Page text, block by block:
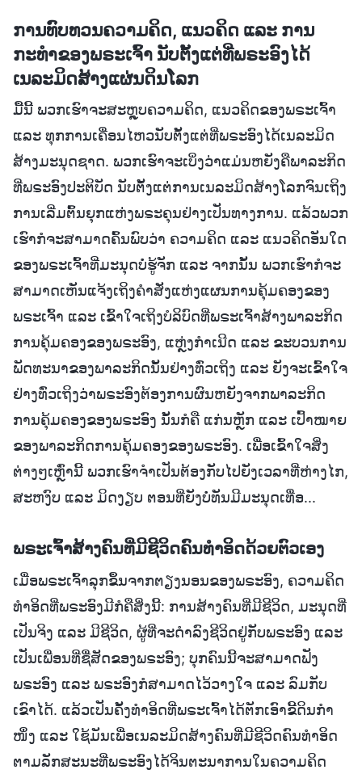
ການທົບທວນຄວາມຄິດ, ແນວຄິດ ແລະ ການ
ກະທຳຂອງພຣະເຈົ້າ ນັບຕັ້ງແຕ່ທີ່ພຣະອົງໄດ້
ເນລະມິດສ້າງແຜ່ນດິນໂລກ
ມື້ນີ້ ພວກເຮົາຈະສະຫຼຸບຄວາມຄິດ, ແນວຄິດຂອງພຣະເຈົ້າ
ແລະ ທຸກການເຄື່ອນໄຫວນັບຕັ້ງແຕ່ທີ່ພຣະອົງໄດ້ເນລະມິດ
ສ້າງມະນຸດຊາດ. ພວກເຮົາຈະເບິ່ງວ່າແມ່ນຫຍັງຄືພາລະກິດ
ທີ່ພຣະອົງປະຕິບັດ ນັບຕັ້ງແຕ່ການເນລະມິດສ້າງໂລກຈົນເຖິງ
ການເລີ່ມຕົ້ນຍຸກແຫ່ງພຣະຄຸນຢ່າງເປັນທາງການ. ແລ້ວພວກ
ເຮົາກໍຈະສາມາດຄົ້ນພົບວ່າ ຄວາມຄິດ ແລະ ແນວຄິດອັນໃດ
ຂອງພຣະເຈົ້າທີ່ມະນຸດບໍ່ຮູ້ຈັກ ແລະ ຈາກນັ້ນ ພວກເຮົາກໍຈະ
ສາມາດເຫັນແຈ້ງເຖິງຄຳສັ່ງແຫ່ງແຜນການຄຸ້ມຄອງຂອງ
ພຣະເຈົ້າ ແລະ ເຂົ້າໃຈເຖິງບໍລິບົດທີ່ພຣະເຈົ້າສ້າງພາລະກິດ
ການຄຸ້ມຄອງຂອງພຣະອົງ, ແຫຼ່ງກຳເນີດ ແລະ ຂະບວນການ
ພັດທະນາຂອງພາລະກິດນັ້ນຢ່າງທົ່ວເຖິງ ແລະ ຍັງຈະເຂົ້າໃຈ
ຢ່າງທົ່ວເຖິງວ່າພຣະອົງຕ້ອງການຜົນຫຍັງຈາກພາລະກິດ
ການຄຸ້ມຄອງຂອງພຣະອົງ ນັ້ນກໍຄື ແກ່ນຫຼັກ ແລະ ເປົ້າໝາຍ
ຂອງພາລະກິດການຄຸ້ມຄອງຂອງພຣະອົງ. ເພື່ອເຂົ້າໃຈສິ່ງ
ຕ່າງໆເຫຼົ່ານີ້ ພວກເຮົາຈຳເປັນຕ້ອງກັບໄປຍັງເວລາທີ່ຫ່າງໄກ,
ສະຫງົບ ແລະ ມິດງຽບ ຕອນທີ່ຍັງບໍ່ທັນມີມະນຸດເທື່ອ...
ພຣະເຈົ້າສ້າງຄົນທີ່ມີຊີວິດຄົນທຳອິດດ້ວຍຕົວເອງ
ເມື່ອພຣະເຈົ້າລຸກຂຶ້ນຈາກຕຽງນອນຂອງພຣະອົງ, ຄວາມຄິດ
ທຳອິດທີ່ພຣະອົງມີກໍຄືສິ່ງນີ້: ການສ້າງຄົນທີ່ມີຊີວິດ, ມະນຸດທີ່
ເປັນຈິງ ແລະ ມີຊີວິດ, ຜູ້ທີ່ຈະດຳລົງຊີວິດຢູ່ກັບພຣະອົງ ແລະ
ເປັນເພື່ອນທີ່ຊື່ສັດຂອງພຣະອົງ; ບຸກຄົນນີ້ຈະສາມາດຟັງ
ພຣະອົງ ແລະ ພຣະອົງກໍສາມາດໄວ້ວາງໃຈ ແລະ ລົມກັບ
ເຂົາໄດ້. ແລ້ວເປັນຄັ້ງທໍາອິດທີ່ພຣະເຈົ້າໄດ້ຕັກເອົາຂີ້ດິນກຳ
ໜຶ່ງ ແລະ ໃຊ້ມັນເພື່ອເນລະມິດສ້າງຄົນທີ່ມີຊີວິດຄົນທຳອິດ
ຕາມລັກສະນະທີ່ພຣະອົງໄດ້ຈິນຕະນາການໃນຄວາມຄິດ